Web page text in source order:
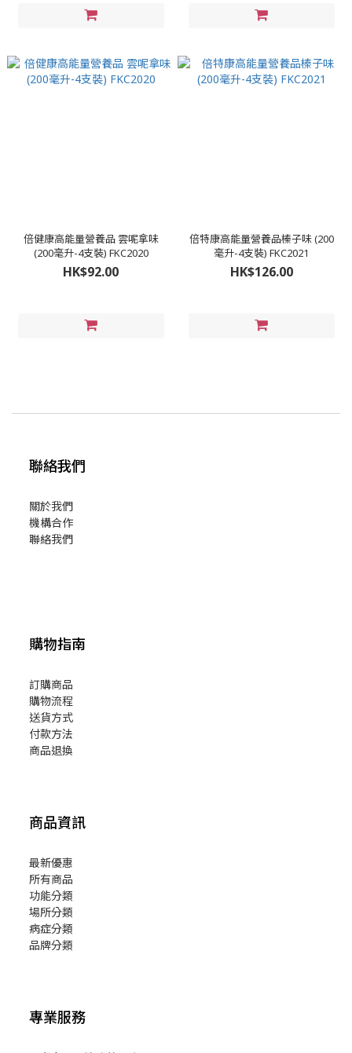
倍健康高能量營養品 雲呢拿味
(200毫升-4支裝) FKC2020
HK$92.00
倍特康高能量營養品榛子味 (200
毫升-4支裝) FKC2021
HK$126.00
聯絡我們
關於我們
機構合作
聯絡我們
購物指南
訂購商品
購物流程
送貨方式
付款方法
商品退換
商品資訊
最新優惠
所有商品
功能分類
場所分類
病症分類
品牌分類
專業服務